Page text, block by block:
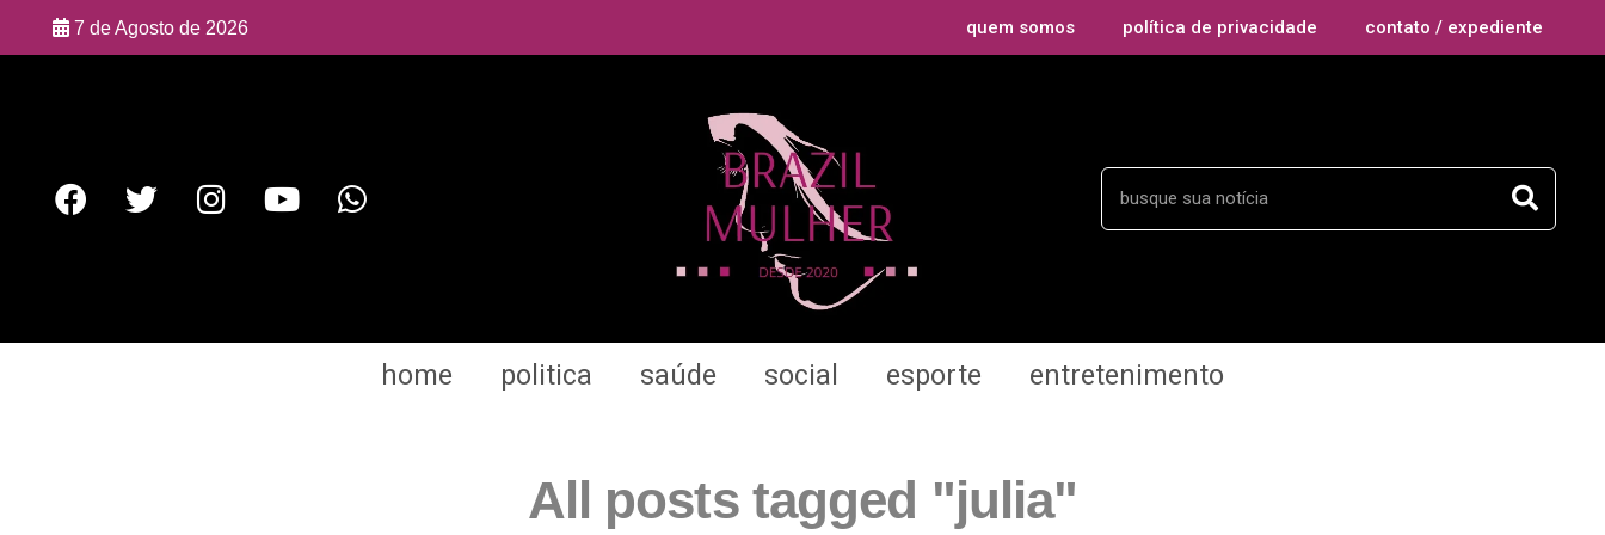
7 de Agosto de 2026 quem somos política de privacidade contato / expediente
home politica saúde social esporte entretenimento
All posts tagged "julia"